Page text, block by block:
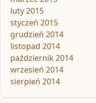
luty 2015
styczeń 2015
grudzień 2014
listopad 2014
październik 2014
wrzesień 2014
sierpień 2014